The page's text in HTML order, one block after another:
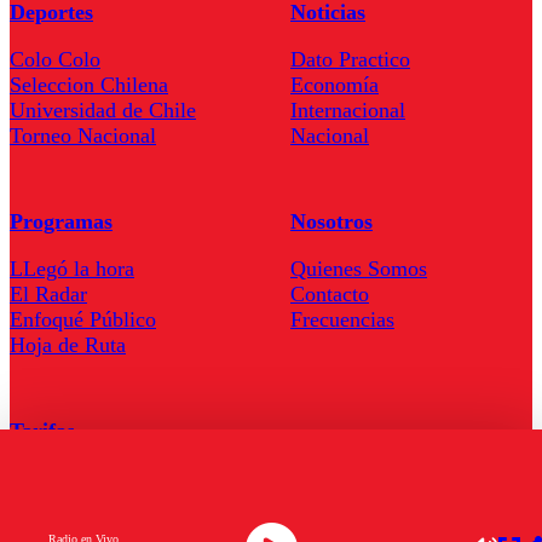
Radio en Vivo
Deportes
Colo Colo
Seleccion Chilena
Universidad de Chile
Torneo Nacional
Noticias
Dato Practico
Economía
Internacional
Nacional
Programas
LLegó la hora
El Radar
Enfoqué Público
Hoja de Ruta
Nosotros
Quienes Somos
Contacto
Frecuencias
Tarifas